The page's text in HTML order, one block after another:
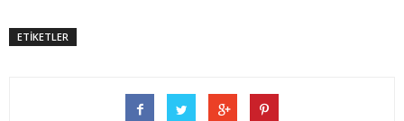
ETİKETLER